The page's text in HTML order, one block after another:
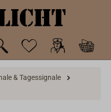
& Tagessignale